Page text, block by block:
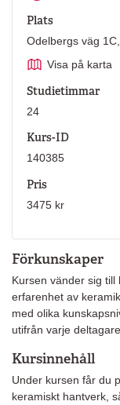
Förkunskaper
Kursen vänder sig
erfarenhet av
med olika
utifrån varje
Kursinnehåll
Under kursen får du
keramiskt hantverk,
Plats
Odelbergs väg
Visa på karta
Studietimmar
24
Kurs-ID
140385
Pris
3475 kr